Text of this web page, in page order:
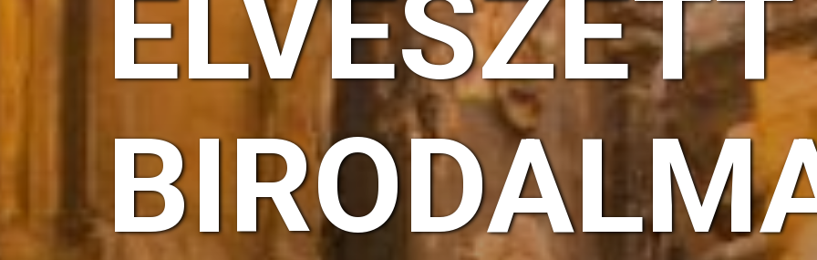
ELVESZETT